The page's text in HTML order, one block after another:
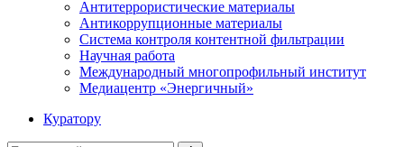
Антитеррористические материалы
Антикоррупционные материалы
Система контроля контентной фильтрации
Научная работа
Международный многопрофильный институт
Медиацентр «Энергичный»
Куратору